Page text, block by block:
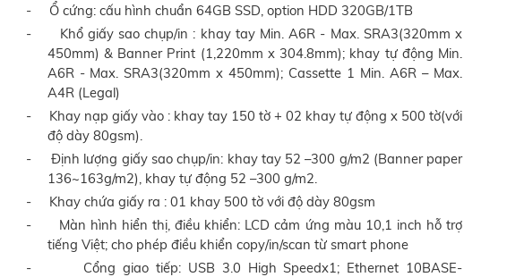
-
Ổ cứng: cấu hình chuẩn 64GB SSD, option HDD 320GB/1TB
-
Khổ giấy sao chụp/in : khay tay Min. A6R - Max. SRA3(320mm x
450mm) & Banner Print (1,220mm x 304.8mm); khay tự động Min.
A6R - Max. SRA3(320mm x 450mm); Cassette 1 Min. A6R – Max.
A4R (Legal)
-
Khay nạp giấy vào : khay tay 150 tờ + 02 khay tự động x 500 tờ(với
độ dày 80gsm).
-
Định lượng giấy sao chụp/in: khay tay 52 –300 g/m2 (Banner paper
136~163g/m2), khay tự động 52 –300 g/m2.
-
Khay chứa giấy ra : 01 khay 500 tờ với độ dày 80gsm
-
Màn hình hiển thị, điều khiển: LCD cảm ứng màu 10,1 inch hỗ trợ
tiếng Việt; cho phép điều khiển copy/in/scan từ smart phone
-
Cổng giao tiếp: USB 3.0 High Speedx1; Ethernet 10BASE-